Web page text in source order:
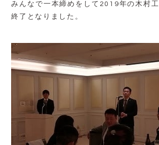
みんなで一本締めをして2019年の木村
終了となりました。